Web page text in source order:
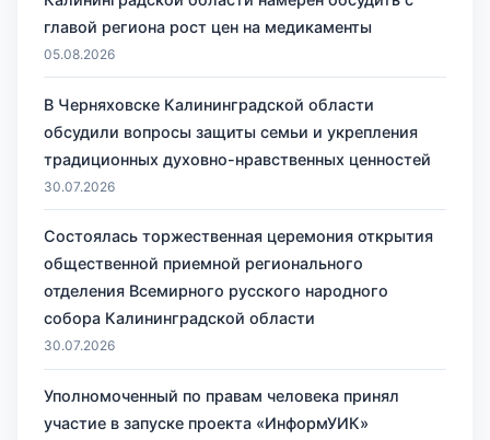
главой региона рост цен на медикаменты
05.08.2026
В Черняховске Калининградской области
обсудили вопросы защиты семьи и укрепления
традиционных духовно-нравственных ценностей
30.07.2026
Состоялась торжественная церемония открытия
общественной приемной регионального
отделения Всемирного русского народного
собора Калининградской области
30.07.2026
Уполномоченный по правам человека принял
участие в запуске проекта «ИнформУИК»